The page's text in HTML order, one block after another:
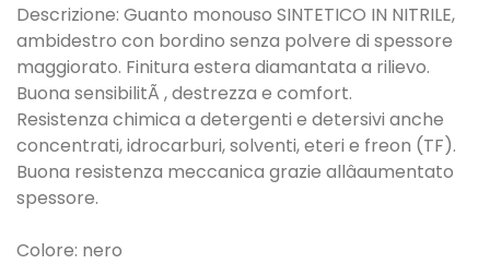
Descrizione: Guanto monouso SINTETICO IN NITRILE,
ambidestro con bordino senza polvere di spessore
maggiorato. Finitura estera diamantata a rilievo.
Buona sensibilitÃ , destrezza e comfort.
Resistenza chimica a detergenti e detersivi anche
concentrati, idrocarburi, solventi, eteri e freon (TF).
Buona resistenza meccanica grazie allâaumentato
spessore.
Colore: nero